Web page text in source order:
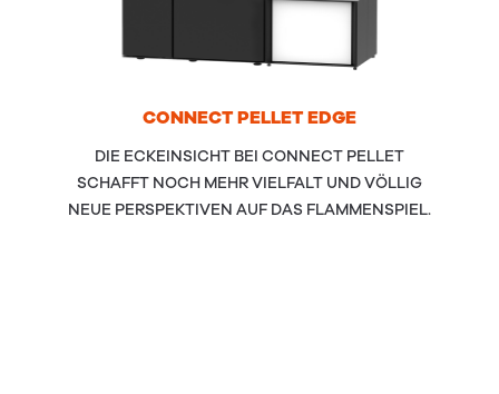
CON­NECTPEL­LETEDGE
DIE ECKEINSICHT BEI CONNECT PELLET
SCHAFFT NOCH MEHR VIELFALT UND VÖLLIG
NEUE PERSPEKTIVEN AUF DAS FLAMMENSPIEL.